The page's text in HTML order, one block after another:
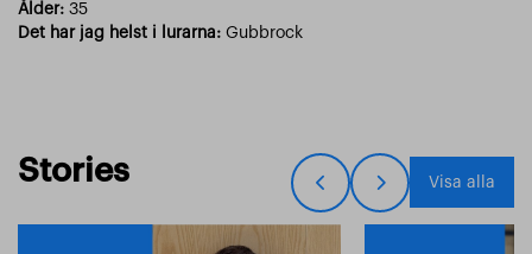
Ålder: 35
Det har jag helst i lurarna: Gubbrock
Stories Visa alla